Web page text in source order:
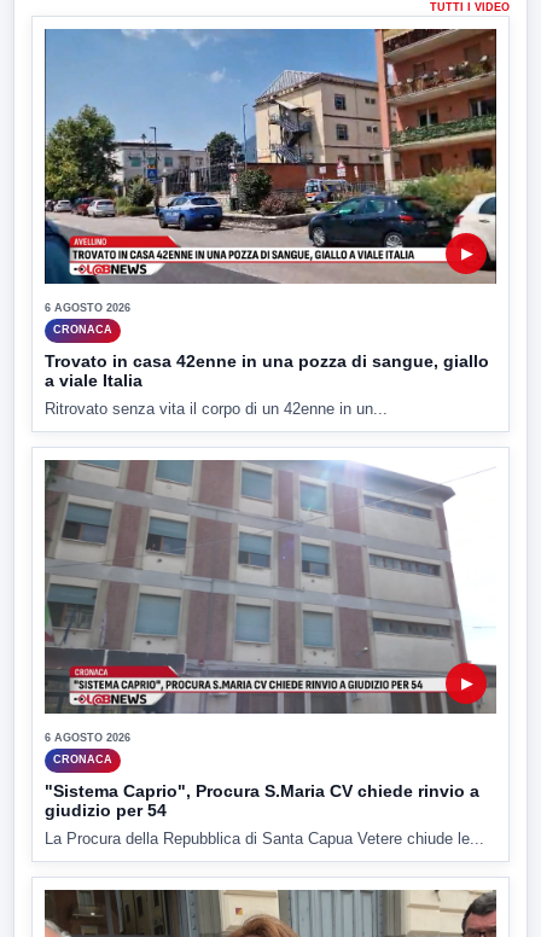
TUTTI I VIDEO
▶
6 AGOSTO 2026
CRONACA
Trovato in casa 42enne in una pozza di sangue, giallo
a viale Italia
Ritrovato senza vita il corpo di un 42enne in un...
▶
6 AGOSTO 2026
CRONACA
"Sistema Caprio", Procura S.Maria CV chiede rinvio a
giudizio per 54
La Procura della Repubblica di Santa Capua Vetere chiude le...